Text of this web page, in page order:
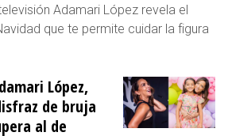
Adamari López revela el
que te permite cuidar la figura
López,
de bruja
al de